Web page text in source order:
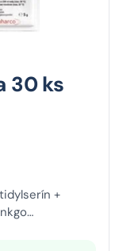
30 ks
+